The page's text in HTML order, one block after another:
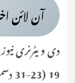
آن لائن